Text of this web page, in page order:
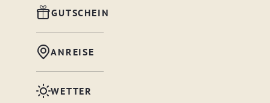
GUTSCHEIN
ANREISE
WETTER